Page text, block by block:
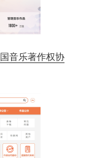
音乐著作权协